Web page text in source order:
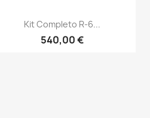
Anteprima
Kit Completo R-6...
540,00 €